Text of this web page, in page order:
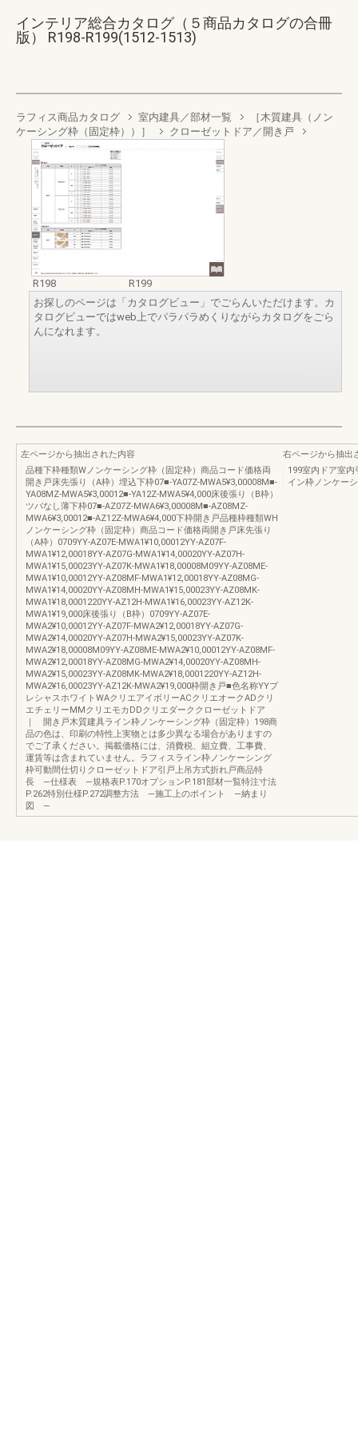
インテリア総合カタログ（５商品カタログの合冊
版） R198-R199(1512-1513)
ラフィス商品カタログ 室内建具／部材一覧
［木質建具（ノン
ケーシング枠（固定枠））］
クローゼットドア／開き戸
R198
R199
お探しのページは「カタログビュー」でごらんいただけます。カ
タログビューではweb上でパラパラめくりながらカタログをごら
んになれます。
左ページから抽出された内容
品種下枠種類Wノンケーシング枠（固定枠）商品コード価格両
開き戸床先張り（A枠）埋込下枠07■-YA07Z-MWA5¥3,00008M■-
YA08MZ-MWA5¥3,00012■-YA12Z-MWA5¥4,000床後張り（B枠）
ツバなし薄下枠07■-AZ07Z-MWA6¥3,00008M■-AZ08MZ-
MWA6¥3,00012■-AZ12Z-MWA6¥4,000下枠開き戸品種枠種類WH
ノンケーシング枠（固定枠）商品コード価格両開き戸床先張り
（A枠）0709YY-AZ07E-MWA1¥10,00012YY-AZ07F-
MWA1¥12,00018YY-AZ07G-MWA1¥14,00020YY-AZ07H-
MWA1¥15,00023YY-AZ07K-MWA1¥18,00008M09YY-AZ08ME-
MWA1¥10,00012YY-AZ08MF-MWA1¥12,00018YY-AZ08MG-
MWA1¥14,00020YY-AZ08MH-MWA1¥15,00023YY-AZ08MK-
MWA1¥18,0001220YY-AZ12H-MWA1¥16,00023YY-AZ12K-
MWA1¥19,000床後張り（B枠）0709YY-AZ07E-
MWA2¥10,00012YY-AZ07F-MWA2¥12,00018YY-AZ07G-
MWA2¥14,00020YY-AZ07H-MWA2¥15,00023YY-AZ07K-
MWA2¥18,00008M09YY-AZ08ME-MWA2¥10,00012YY-AZ08MF-
MWA2¥12,00018YY-AZ08MG-MWA2¥14,00020YY-AZ08MH-
MWA2¥15,00023YY-AZ08MK-MWA2¥18,0001220YY-AZ12H-
MWA2¥16,00023YY-AZ12K-MWA2¥19,000枠開き戸■色名称YYプ
レシャスホワイトWAクリエアイボリーACクリエオークADクリ
エチェリーMMクリエモカDDクリエダーククローゼットドア
｜ 開き戸木質建具ライン枠ノンケーシング枠（固定枠）198商
品の色は、印刷の特性上実物とは多少異なる場合がありますの
でご了承ください。掲載価格には、消費税、組立費、工事費、
運賃等は含まれていません。ラフィスライン枠ノンケーシング
枠可動間仕切りクローゼットドア引戸上吊方式折れ戸商品特
長 —仕様表 —規格表P.170オプションP.181部材一覧特注寸法
P.262特別仕様P.272調整方法 —施工上のポイント —納まり
図 —
右ページから抽出
199室内ドア室
イン枠ノンケー